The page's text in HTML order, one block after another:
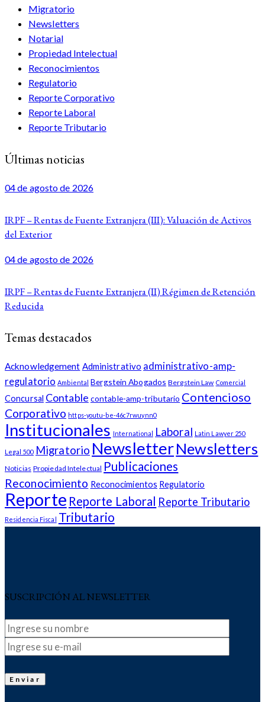
Migratorio
Newsletters
Notarial
Propiedad Intelectual
Reconocimientos
Regulatorio
Reporte Corporativo
Reporte Laboral
Reporte Tributario
Últimas noticias
04 de agosto de 2026
IRPF – Rentas de Fuente Extranjera (III): Valuación de Activos
del Exterior
04 de agosto de 2026
IRPF – Rentas de Fuente Extranjera (II) Régimen de Retención
Reducida
Temas destacados
Acknowledgement Administrativo administrativo-amp-
regulatorio Ambiental Bergstein Abogados Bergstein Law Comercial
Concursal Contable contable-amp-tributario Contencioso
Corporativo https-youtu-be-46c7rwuynn0
Institucionales International Laboral Latin Lawyer 250
Legal 500 Migratorio NewsletterNewsletters
Noticias Propiedad Intelectual Publicaciones
Reconocimiento Reconocimientos Regulatorio
Reporte Reporte Laboral Reporte Tributario
Residencia Fiscal Tributario
SUSCRIPCIÓN AL NEWSLETTER